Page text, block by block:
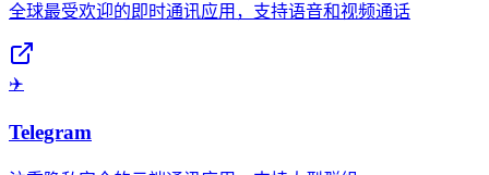
全球最受欢迎的即时通讯应用，支持语音和视频通话
✈️
Telegram